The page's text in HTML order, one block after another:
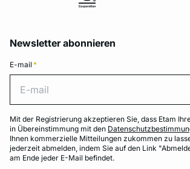
Newsletter abonnieren
E-mail *
Mit der Registrierung akzeptieren Sie, dass Etam
in Übereinstimmung mit den
Ihnen kommerzielle Mitteilungen zukommen zu
jederzeit abmelden, indem Sie auf den Link
am Ende jeder E-Mail befindet.